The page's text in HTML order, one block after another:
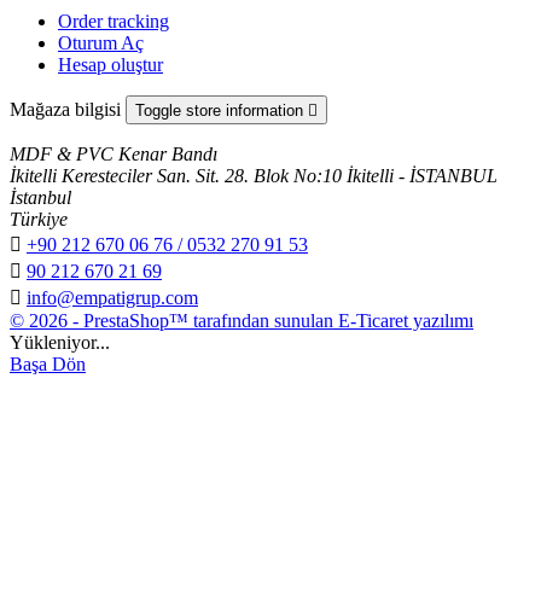
Order tracking
Oturum Aç
Hesap oluştur
Mağaza bilgisi Toggle store information 
MDF & PVC Kenar Bandı
İkitelli Keresteciler San. Sit. 28. Blok No:10 İkitelli - İSTANBUL
İstanbul
Türkiye
 +90 212 670 06 76 / 0532 270 91 53
 90 212 670 21 69
 info@empatigrup.com
© 2026 - PrestaShop™ tarafından sunulan E-Ticaret yazılımı
Yükleniyor...
Başa Dön